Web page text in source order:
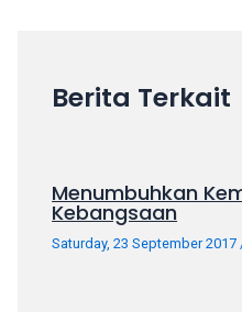
Berita Terkait
Menumbuhkan
Kebangsaan
Saturday, 23 September 2017